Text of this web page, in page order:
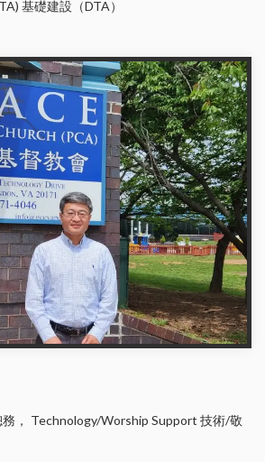
基礎建設（DTA）
， Technology/Worship Support 技術/敬